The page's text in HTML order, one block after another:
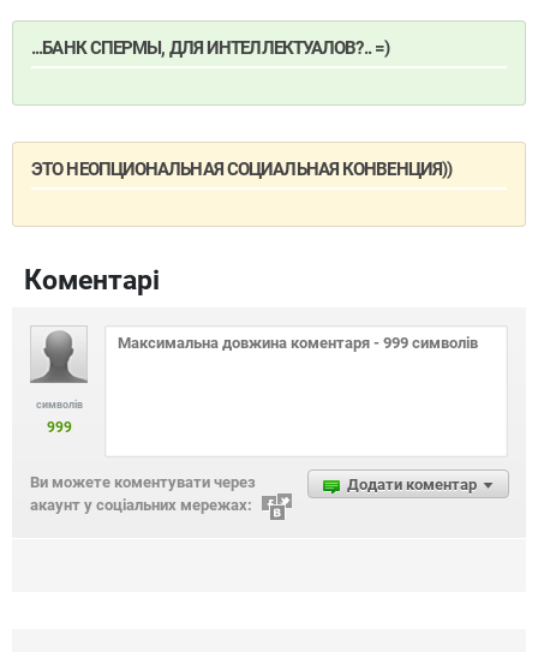
...БАНК СПЕРМЫ, ДЛЯ ИНТЕЛЛЕКТУАЛОВ?.. =)
ЭТО НЕОПЦИОНАЛЬНАЯ СОЦИАЛЬНАЯ КОНВЕНЦИЯ))
Коментарі
символів
999
Додати коментар
Ви можете коментувати через
акаунт у соціальних мережах: